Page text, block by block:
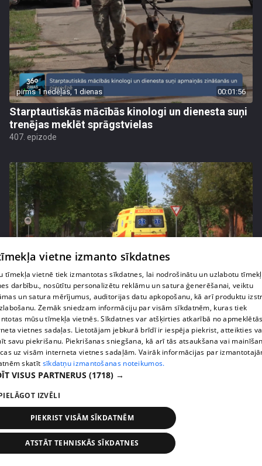
pirms 1 nedēļas, 1 dienas 00:01:56
Starptautiskās mācībās kinologi un dienesta suņi
trenējas meklēt sprāgstvielas
407. epizode
pirms 1 nedēļas, 1 dienas 00:02:52
Pēc asām debatēm valdība apstiprina slimnīcu
reformu
407. epizode
vietne izmanto sīkdatnes
tīmekļa vietnē tiek izmantotas sīkdatnes, lai nodrošinātu un uzlabotu
darbību., nosūtītu personalizētu reklāmu un satura ģenerēšanai, veiktu
un satura mērījumus, auditorijas datu apkopošanu, kā arī produktu
Zemāk sniedzam informāciju par visām sīkdatnēm, kuras tiek
mūsu tīmekļa vietnēs. Sīkdatnes var atšķirties atkarībā no
vietnes sadaļas. Lietotājam jebkurā brīdī ir iespēja piekrist, atteikties
savu piekrišanu. Piekrišanas sniegšana, kā arī tās atsaukšana vai
uz visām interneta vietnes sadaļām. Vairāk informācijas par
skatīt sīkdatņu izmantošanas noteikumos.
VISUS PARTNERUS (1718) →
IZVĒLI
PIEKRIST VISĀM SĪKDATNĒM
ATSTĀT TEHNISKĀS SĪKDATNES